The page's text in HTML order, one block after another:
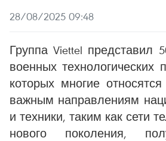
28/08/2025 09:48
Группа Viettel представил
военных технологических
которых многие относятся
важным направлениям
и техники, таким как сети
нового поколения,